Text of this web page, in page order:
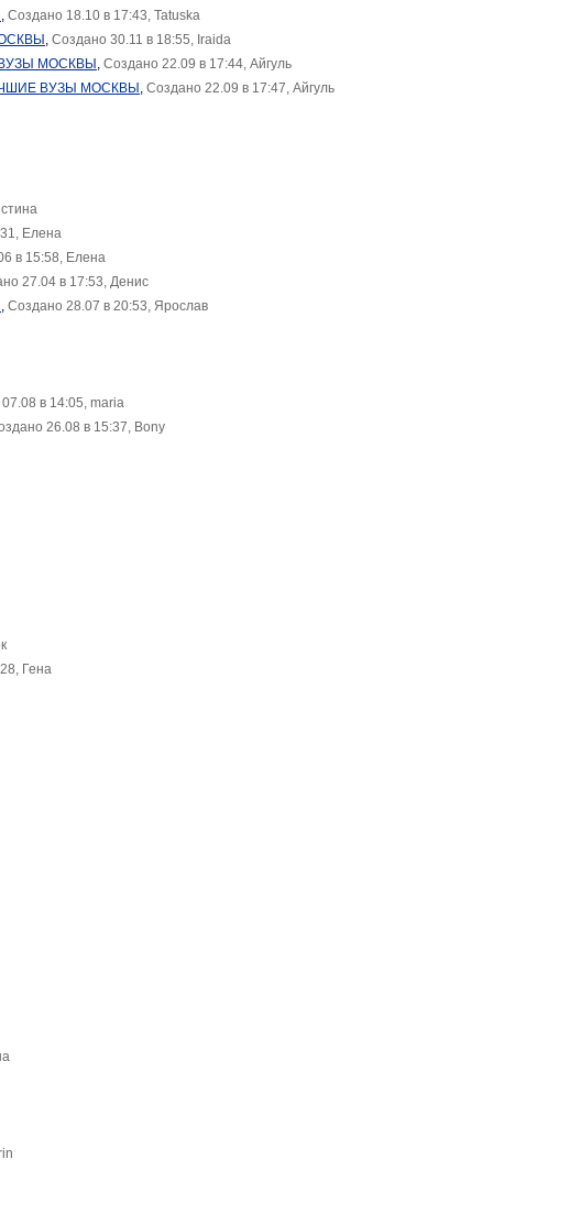
, Создано 18.10 в 17:43, Tatuska
, Создано 30.11 в 18:55, Iraida
МОСКВЫ , Создано 22.09 в 17:44, Айгуль
ВУЗЫ МОСКВЫ , Создано 22.09 в 17:47, Айгуль
Елена
в 15:58, Елена
27.04 в 17:53, Денис
, Создано 28.07 в 20:53, Ярослав
в 14:05, maria
26.08 в 15:37, Bony
Гена